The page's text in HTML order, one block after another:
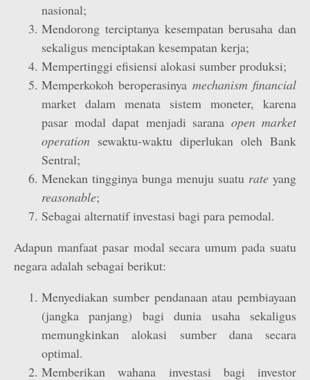
nasional;
Mendorong terciptanya kesempatan berusaha dan
sekaligus menciptakan kesempatan kerja;
Mempertinggi efisiensi alokasi sumber produksi;
Memperkokoh beroperasinya mechanism financial
market dalam menata sistem moneter, karena
pasar modal dapat menjadi sarana open market
operation sewaktu-waktu diperlukan oleh Bank
Sentral;
Menekan tingginya bunga menuju suatu rate yang
reasonable;
Sebagai alternatif investasi bagi para pemodal.
Adapun manfaat pasar modal secara umum pada suatu
negara adalah sebagai berikut:
Menyediakan sumber pendanaan atau pembiayaan
(jangka panjang) bagi dunia usaha sekaligus
memungkinkan alokasi sumber dana secara
optimal.
Memberikan wahana investasi bagi investor